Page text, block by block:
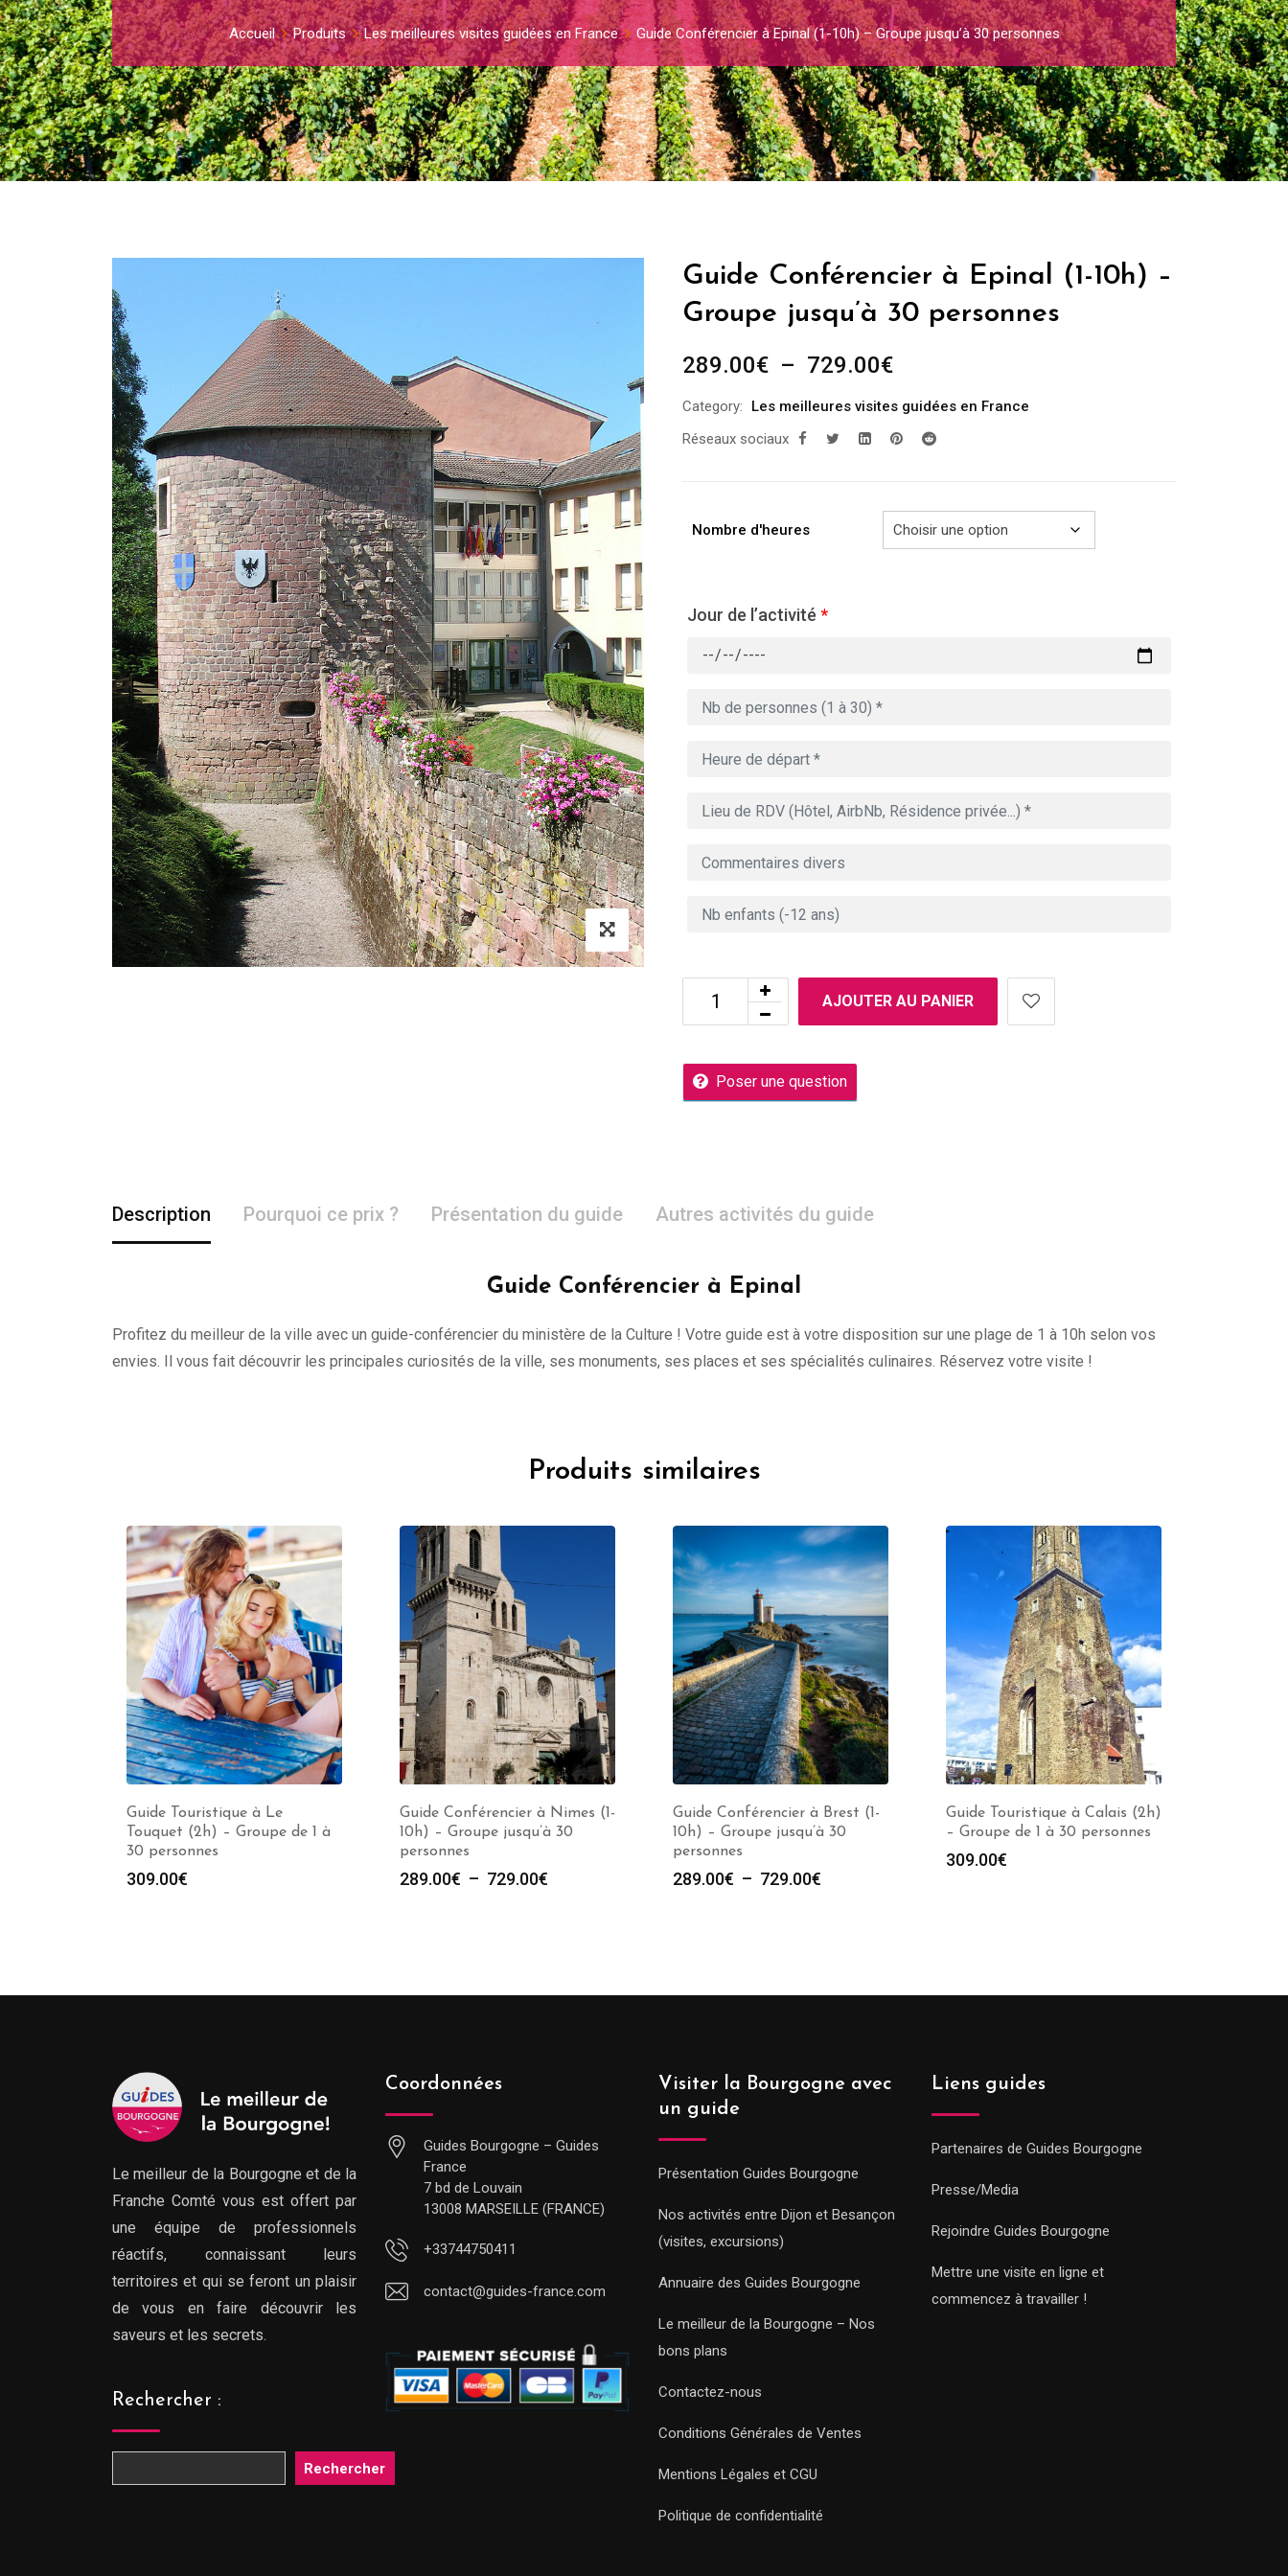
Accueil Produits Les meilleures visites guidées en France Guide Conférencier à Epinal (1-10h) – Groupe jusqu’à 30 personnes
Guide Conférencier à Epinal (1-10h) –
Groupe jusqu’à 30 personnes
289.00€ – 729.00€Plage
prix :
289.00€
Category:
Les meilleures visites guidées en France
Réseaux sociaux
Nombre d'heures
Jour de l’activité *
AJOUTER AU PANIER
Poser une question
Description Pourquoi ce prix ? Présentation du guide Autres activités du guide
Guide Conférencier à Epinal
Profitez du meilleur de la ville avec un guide-conférencier du ministère de la Culture ! Votre guide est à votre disposition sur une plage de 1 à 10h selon vos
envies. Il vous fait découvrir les principales curiosités de la ville, ses monuments, ses places et ses spécialités culinaires. Réservez votre visite !
Produits similaires
Guide Touristique à Le
Touquet (2h) – Groupe de 1 à
30 personnes
309.00€
Guide Conférencier à Nimes (1-
10h) – Groupe jusqu’à 30
personnes
289.00€ – 729.00€
Guide Conférencier à Brest (1-
10h) – Groupe jusqu’à 30
personnes
289.00€ – 729.00€
Guide Touristique à Calais (2h)
– Groupe de 1 à 30 personnes
309.00€
Le meilleur de la Bourgogne et de la
Franche Comté vous est offert par
une équipe de professionnels
réactifs, connaissant leurs
territoires et qui se feront un plaisir
de vous en faire découvrir les
saveurs et les secrets.
Rechercher :
Rechercher
Coordonnées
Guides Bourgogne – Guides
France
7 bd de Louvain
13008 MARSEILLE (FRANCE)
+33744750411
contact@guides-france.com
Visiter la Bourgogne avec
un guide
Présentation Guides Bourgogne
Nos activités entre Dijon et Besançon
(visites, excursions)
Annuaire des Guides Bourgogne
Le meilleur de la Bourgogne – Nos
bons plans
Contactez-nous
Conditions Générales de Ventes
Mentions Légales et CGU
Politique de confidentialité
Liens guides
Partenaires de Guides Bourgogne
Presse/Media
Rejoindre Guides Bourgogne
Mettre une visite en ligne et
commencez à travailler !